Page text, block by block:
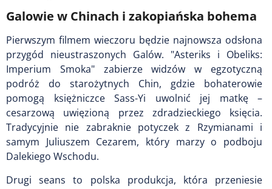
Galowie w Chinach i zakopiańska bohema
Pierwszym filmem wieczoru będzie najnowsza odsłona
przygód nieustraszonych Galów. "Asteriks i Obeliks:
Imperium Smoka" zabierze widzów w egzotyczną
podróż do starożytnych Chin, gdzie bohaterowie
pomogą księżniczce Sass-Yi uwolnić jej matkę –
cesarzową uwięzioną przez zdradzieckiego księcia.
Tradycyjnie nie zabraknie potyczek z Rzymianami i
samym Juliuszem Cezarem, który marzy o podboju
Dalekiego Wschodu.
Drugi seans to polska produkcja, która przeniesie